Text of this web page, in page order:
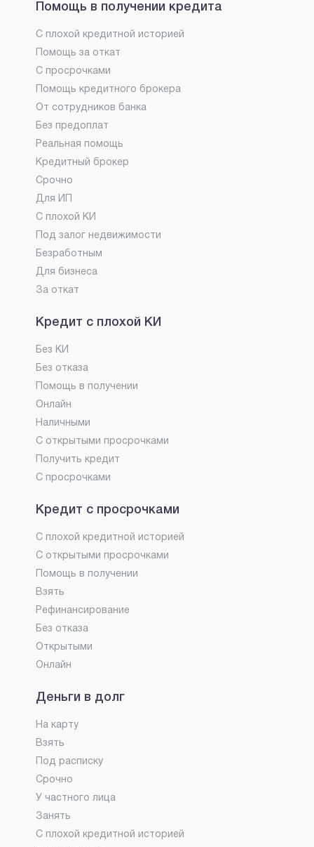
Помощь в получении кредита
С плохой кредитной историей
Помощь за откат
С просрочками
Помощь кредитного брокера
От сотрудников банка
Без предоплат
Реальная помощь
Кредитный брокер
Срочно
Для ИП
С плохой КИ
Под залог недвижимости
Безработным
Для бизнеса
За откат
Кредит с плохой КИ
Без КИ
Без отказа
Помощь в получении
Онлайн
Наличными
С открытыми просрочками
Получить кредит
С просрочками
Кредит с просрочками
С плохой кредитной историей
С открытыми просрочками
Помощь в получении
Взять
Рефинансирование
Без отказа
Открытыми
Онлайн
Деньги в долг
На карту
Взять
Под расписку
Срочно
У частного лица
Занять
С плохой кредитной историей